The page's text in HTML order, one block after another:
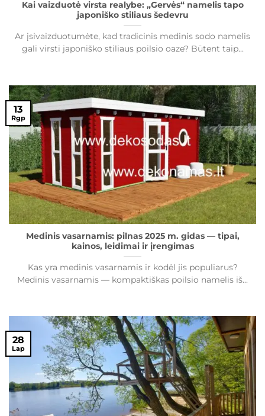
Kai vaizduotė virsta realybe: „Gervės“ namelis tapo
japoniško stiliaus šedevru
Ar įsivaizduotumėte, kad tradicinis medinis sodo namelis
gali virsti japoniško stiliaus poilsio oaze? Būtent taip...
Medinis vasarnamis: pilnas 2025 m. gidas — tipai,
kainos, leidimai ir įrengimas
Kas yra medinis vasarnamis ir kodėl jis populiarus?
Medinis vasarnamis — kompaktiškas poilsio namelis iš...
13
Rgp
28
Lap